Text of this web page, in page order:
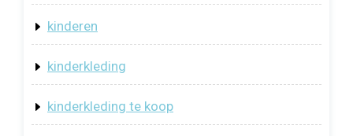
kinderen
kinderkleding
kinderkleding te koop